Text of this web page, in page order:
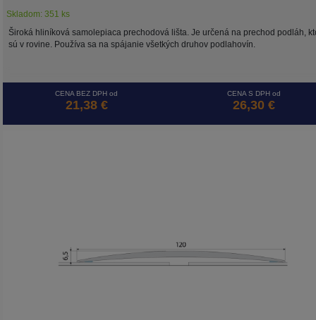
Skladom: 351 ks
Široká hliníková samolepiaca prechodová lišta. Je určená na prechod podláh,
sú v rovine. Používa sa na spájanie všetkých druhov podlahovín.
CENA BEZ DPH od
21,38 €
CENA S DPH od
26,30 €